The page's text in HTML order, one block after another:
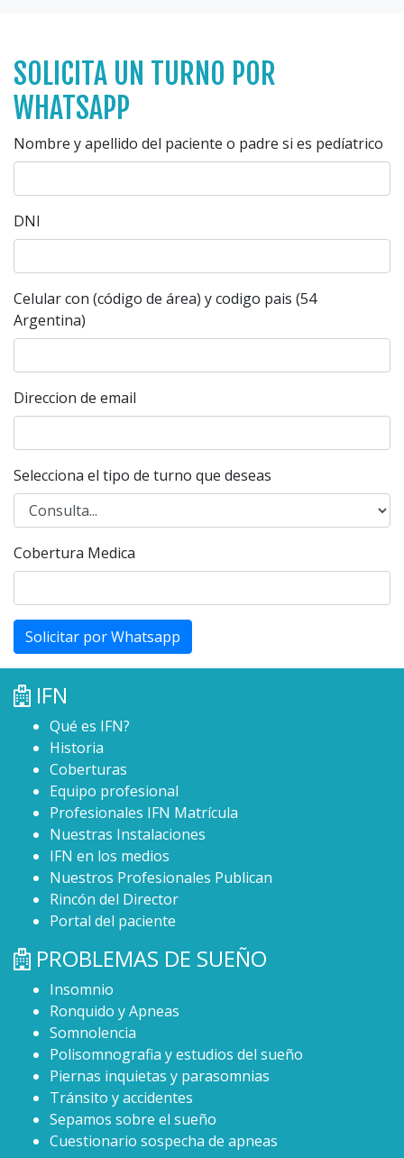
SOLICITA UN TURNO POR
WHATSAPP
Nombre y apellido del paciente o padre si es pedíatrico
DNI
Celular con (código de área) y codigo pais (54
Argentina)
Direccion de email
Selecciona el tipo de turno que deseas
Cobertura Medica
Solicitar por Whatsapp
IFN
Qué es IFN?
Historia
Coberturas
Equipo profesional
Profesionales IFN Matrícula
Nuestras Instalaciones
IFN en los medios
Nuestros Profesionales Publican
Rincón del Director
Portal del paciente
PROBLEMAS DE SUEÑO
Insomnio
Ronquido y Apneas
Somnolencia
Polisomnografia y estudios del sueño
Piernas inquietas y parasomnias
Tránsito y accidentes
Sepamos sobre el sueño
Cuestionario sospecha de apneas